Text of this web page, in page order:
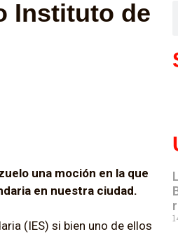
Instituto de
una moción en la que
en nuestra ciudad.
(IES) si bien uno de ellos